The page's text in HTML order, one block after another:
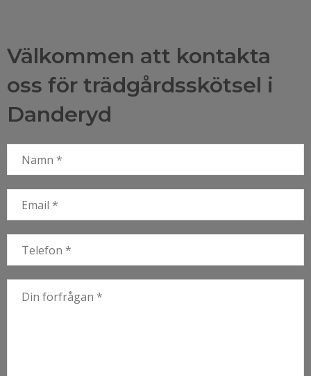
Välkommen att kontakta
oss för trädgårdsskötsel i
Danderyd